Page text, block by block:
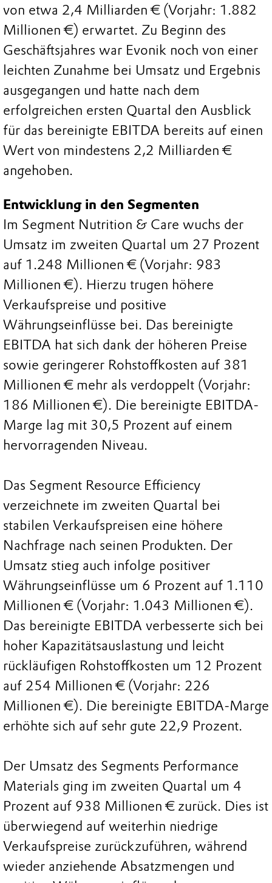
von etwa 2,4 Milliarden € (Vorjahr: 1.882
Millionen €) erwartet. Zu Beginn des
Geschäftsjahres war Evonik noch von einer
leichten Zunahme bei Umsatz und Ergebnis
ausgegangen und hatte nach dem
erfolgreichen ersten Quartal den Ausblick
für das bereinigte EBITDA bereits auf einen
Wert von mindestens 2,2 Milliarden €
angehoben.
Entwicklung in den Segmenten
Im Segment Nutrition & Care wuchs der
Umsatz im zweiten Quartal um 27 Prozent
auf 1.248 Millionen € (Vorjahr: 983
Millionen €). Hierzu trugen höhere
Verkaufspreise und positive
Währungseinflüsse bei. Das bereinigte
EBITDA hat sich dank der höheren Preise
sowie geringerer Rohstoffkosten auf 381
Millionen € mehr als verdoppelt (Vorjahr:
186 Millionen €). Die bereinigte EBITDA-
Marge lag mit 30,5 Prozent auf einem
hervorragenden Niveau.
Das Segment Resource Efficiency
verzeichnete im zweiten Quartal bei
stabilen Verkaufspreisen eine höhere
Nachfrage nach seinen Produkten. Der
Umsatz stieg auch infolge positiver
Währungseinflüsse um 6 Prozent auf 1.110
Millionen € (Vorjahr: 1.043 Millionen €).
Das bereinigte EBITDA verbesserte sich bei
hoher Kapazitätsauslastung und leicht
rückläufigen Rohstoffkosten um 12 Prozent
auf 254 Millionen € (Vorjahr: 226
Millionen €). Die bereinigte EBITDA-Marge
erhöhte sich auf sehr gute 22,9 Prozent.
Der Umsatz des Segments Performance
Materials ging im zweiten Quartal um 4
Prozent auf 938 Millionen € zurück. Dies ist
überwiegend auf weiterhin niedrige
Verkaufspreise zurückzuführen, während
wieder anziehende Absatzmengen und